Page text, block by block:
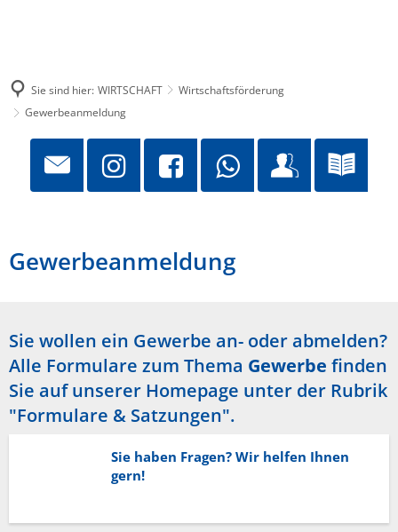
Sie sind hier: WIRTSCHAFT
Wirtschaftsförderung
Gewerbeanmeldung
Gewerbeanmeldung
Sie wollen ein Gewerbe an- oder abmelden?
Alle Formulare zum Thema Gewerbe finden
Sie auf unserer Homepage unter der Rubrik
"Formulare & Satzungen".
Sie haben Fragen? Wir helfen Ihnen
gern!